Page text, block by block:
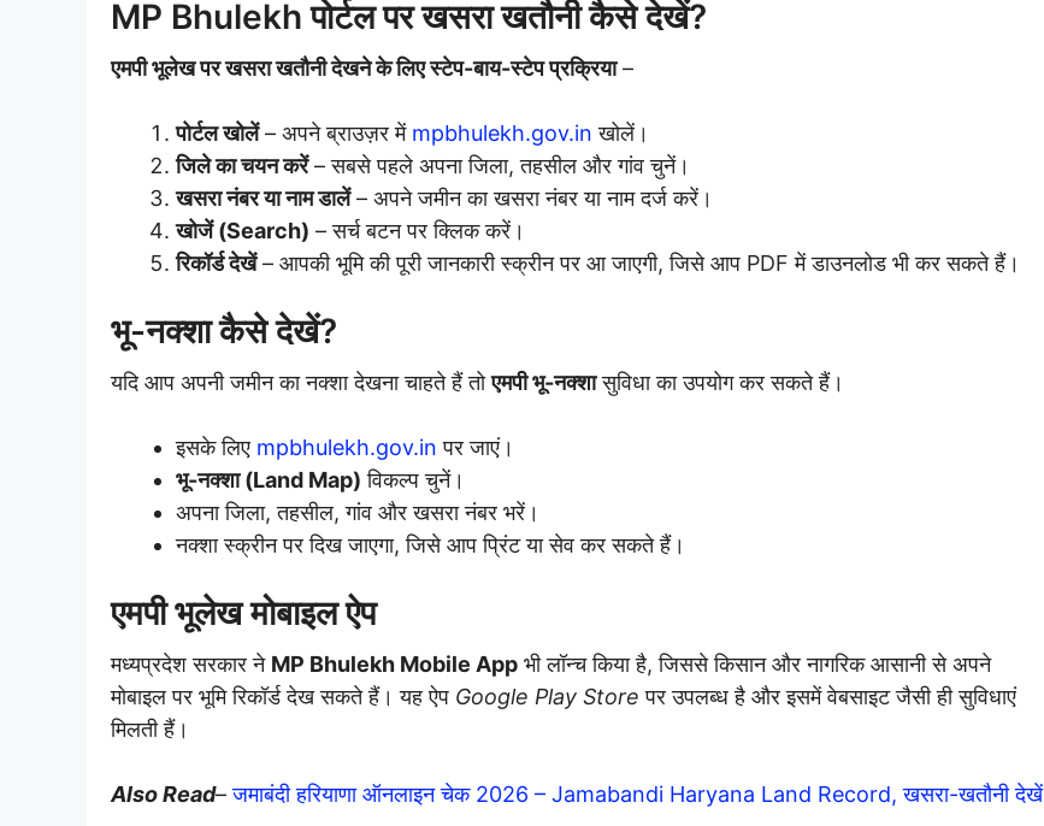
MP Bhulekh पोर्टल पर खसरा खतौनी कैसे देखें?
एमपी भूलेख पर खसरा खतौनी देखने के लिए स्टेप-बाय-स्टेप प्रक्रिया–
पोर्टल खोलें– अपने ब्राउज़र में mpbhulekh.gov.in खोलें।
जिले का चयन करें– सबसे पहले अपना जिला, तहसील और गांव चुनें।
खसरा नंबर या नाम डालें– अपने जमीन का खसरा नंबर या नाम दर्ज करें।
खोजें (Search) – सर्च बटन पर क्लिक करें।
रिकॉर्ड देखें– आपकी भूमि की पूरी जानकारी स्क्रीन पर आ जाएगी, जिसे आप PDF में डाउनलोड भी कर सकते हैं।
भू-नक्शा कैसे देखें?
यदि आप अपनी जमीन का नक्शा देखना चाहते हैं तोएमपी भू-नक्शासुविधा का उपयोग कर सकते हैं।
इसके लिए mpbhulekh.gov.in पर जाएं।
भू-नक्शा (Land Map) विकल्प चुनें।
अपना जिला, तहसील, गांव और खसरा नंबर भरें।
नक्शा स्क्रीन पर दिख जाएगा, जिसे आप प्रिंट या सेव कर सकते हैं।
एमपी भूलेख मोबाइल ऐप
मध्यप्रदेश सरकार ने MP Bhulekh Mobile App भी लॉन्च किया है, जिससे किसान और नागरिक आसानी से अपने
मोबाइल पर भूमि रिकॉर्ड देख सकते हैं। यह ऐप Google Play Store पर उपलब्ध है और इसमें वेबसाइट जैसी ही सुविधाएं
मिलती हैं।
Also Read–जमाबंदी हरियाणा ऑनलाइन चेक 2026 – Jamabandi Haryana Land Record, खसरा-खतौनी देखें